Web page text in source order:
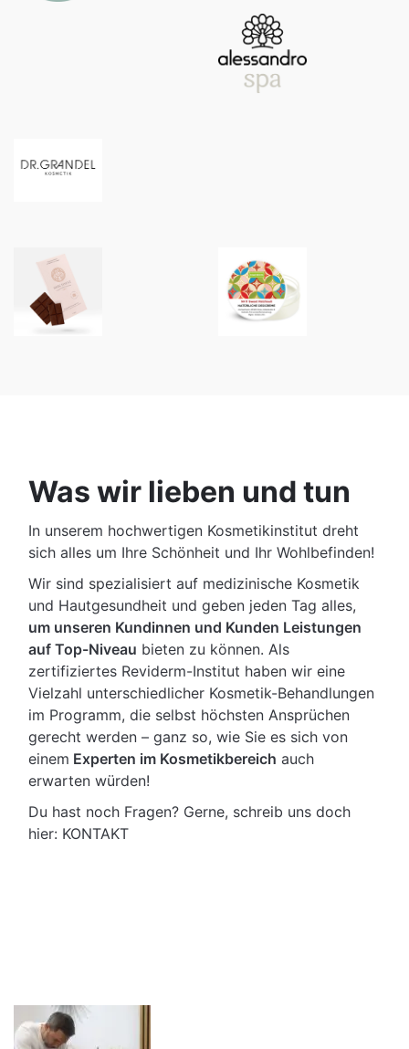
Was wir lieben und tun
In unserem hochwertigen Kosmetikinstitut dreht
sich alles um Ihre Schönheit und Ihr Wohlbefinden!
Wir sind spezialisiert auf medizinische Kosmetik
und Hautgesundheit und geben jeden Tag alles,
um unseren Kundinnen und Kunden Leistungen
auf Top-Niveau bieten zu können. Als
zertifiziertes Reviderm-Institut haben wir eine
Vielzahl unterschiedlicher Kosmetik-Behandlungen
im Programm, die selbst höchsten Ansprüchen
gerecht werden – ganz so, wie Sie es sich von
einem Experten im Kosmetikbereich auch
erwarten würden!
Du hast noch Fragen? Gerne, schreib uns doch
hier: KONTAKT